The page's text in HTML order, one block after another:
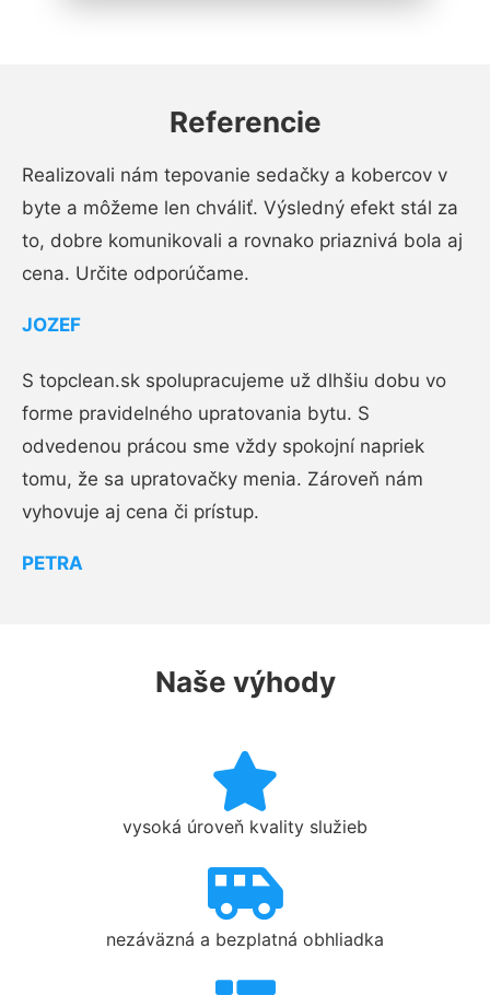
Referencie
Realizovali nám tepovanie sedačky a kobercov v
byte a môžeme len chváliť. Výsledný efekt stál za
to, dobre komunikovali a rovnako priaznivá bola aj
cena. Určite odporúčame.
JOZEF
S topclean.sk spolupracujeme už dlhšiu dobu vo
forme pravidelného upratovania bytu. S
odvedenou prácou sme vždy spokojní napriek
tomu, že sa upratovačky menia. Zároveň nám
vyhovuje aj cena či prístup.
PETRA
Naše výhody
vysoká úroveň kvality služieb
nezáväzná a bezplatná obhliadka